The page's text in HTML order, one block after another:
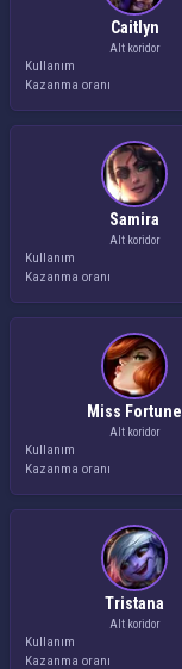
Caitlyn
Alt koridor
Kullanım
Kazanma oranı
Samira
Alt koridor
Kullanım
Kazanma oranı
Miss Fortune
Alt koridor
Kullanım
Kazanma oranı
Tristana
Alt koridor
Kullanım
Kazanma oranı